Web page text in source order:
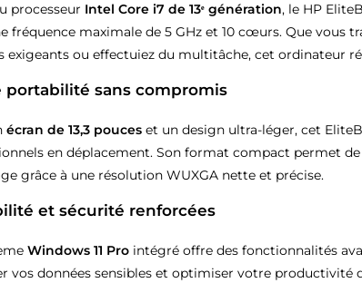
processeur Intel Core i7 de 13ᵉ génération, le HP
fréquence maximale de 5 GHz et 10 cœurs. Que vous
exigeants ou effectuiez du multitâche, cet ordinateur
portabilité sans compromis
écran de 13,3 pouces et un design ultra-léger, cet
en déplacement. Son format compact permet
grâce à une résolution WUXGA nette et précise.
et sécurité renforcées
Windows 11 Pro intégré offre des fonctionnalités
vos données sensibles et optimiser votre productivité